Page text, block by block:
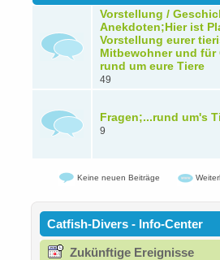
Vorstellung /
Anekdoten;Hier ist
Vorstellung eurer
Mitbewohner und für
rund um eure Tiere
49
Fragen;...rund um's
9
Keine neuen Beiträge
Catfish-Divers - Info-Center
Zukünftige Ereignisse